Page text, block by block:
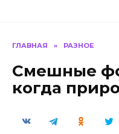
ГЛАВНАЯ » РАЗНОЕ
Смешные
когда